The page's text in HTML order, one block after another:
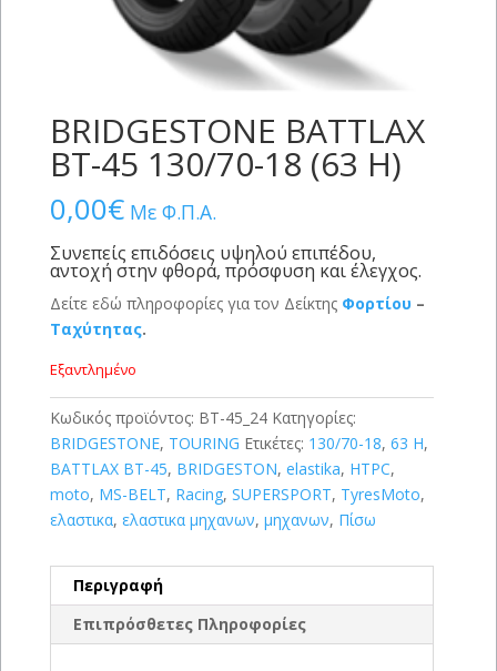
BRIDGESTONE BATTLAX
BT-45 130/70-18 (63 H)
0,00€ Με Φ.Π.Α.
Συνεπείς επιδόσεις υψηλού επιπέδου,
αντοχή στην φθορά, πρόσφυση και έλεγχος.
Δείτε εδώ πληροφορίες για τον Δείκτης Φορτίου –
Ταχύτητας.
Εξαντλημένο
Κωδικός προϊόντος: BT-45_24 Κατηγορίες:
BRIDGESTONE, TOURING Ετικέτες: 130/70-18, 63 H,
BATTLAX BT-45, BRIDGESTON, elastika, HTPC,
moto, MS-BELT, Racing, SUPERSPORT, TyresMoto,
ελαστικα, ελαστικα μηχανων, μηχανων, Πίσω
Περιγραφή
Επιπρόσθετες Πληροφορίες